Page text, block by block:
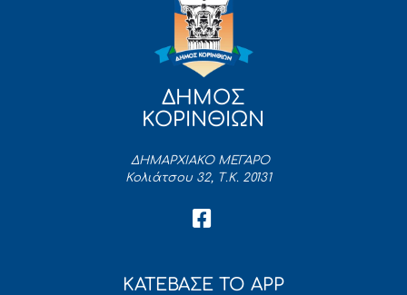
ΔΗΜΟΣ
ΚΟΡΙΝΘΙΩΝ
ΔΗΜΑΡΧΙΑΚΟ ΜΕΓΑΡΟ
Κολιάτσου 32, Τ.Κ. 20131
ΚΑΤΕΒΑΣΕ ΤΟ APP